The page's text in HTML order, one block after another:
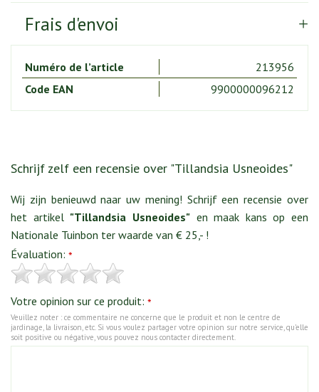
Frais d'envoi
Numéro de l’article
213956
Code EAN
9900000096212
Schrijf zelf een recensie over "Tillandsia Usneoides"
Wij zijn benieuwd naar uw mening! Schrijf een recensie over
het artikel "Tillandsia Usneoides"en maak kans op een
Nationale Tuinbon ter waarde van € 25,- !
Évaluation: *
Votre opinion sur ce produit: *
Veuillez noter : ce commentaire ne concerne que le produit et non le centre de
jardinage, la livraison, etc. Si vous voulez partager votre opinion sur notre service, qu’elle
soit positive ou négative, vous pouvez nous contacter directement.